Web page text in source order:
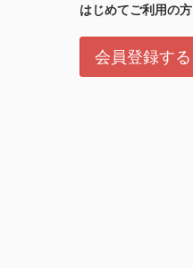
はじめてご利用の方
会員登録する